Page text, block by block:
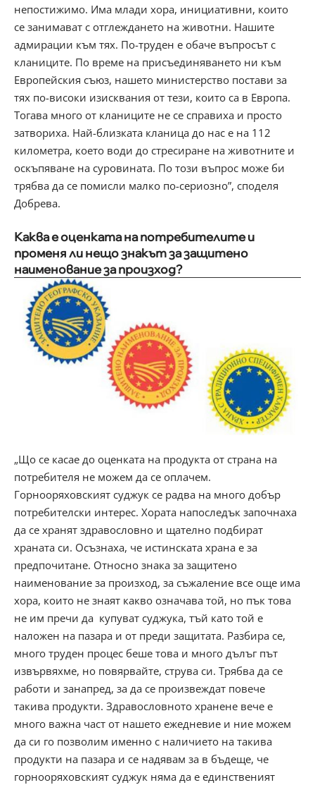
непостижимо. Има млади хора, инициативни, които
се занимават с отглеждането на животни. Нашите
адмирации към тях. По-труден е обаче въпросът с
кланиците. По време на присъединяването ни към
Европейския съюз, нашето министерство постави за
тях по-високи изисквания от тези, които са в Европа.
Тогава много от кланиците не се справиха и просто
затвориха. Най-близката кланица до нас е на 112
километра, което води до стресиране на животните и
оскъпяване на суровината. По този въпрос може би
трябва да се помисли малко по-сериозно”, споделя
Добрева.
Каква е оценката на потребителите и
променя ли нещо знакът за защитено
наименование за произход?
„Що се касае до оценката на продукта от страна на
потребителя не можем да се оплачем.
Горнооряховският суджук се радва на много добър
потребителски интерес. Хората напоследък започнаха
да се хранят здравословно и щателно подбират
храната си. Осъзнаха, че истинската храна е за
предпочитане. Относно знака за защитено
наименование за произход, за съжаление все още има
хора, които не знаят какво означава той, но пък това
не им пречи да купуват суджука, тъй като той е
наложен на пазара и от преди защитата. Разбира се,
много труден процес беше това и много дълъг път
извървяхме, но повярвайте, струва си. Трябва да се
работи и занапред, за да се произвеждат повече
такива продукти. Здравословното хранене вече е
много важна част от нашето ежедневие и ние можем
да си го позволим именно с наличието на такива
продукти на пазара и се надявам за в бъдеще, че
горнооряховският суджук няма да е единственият